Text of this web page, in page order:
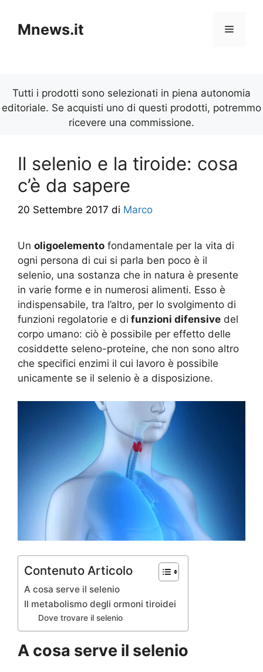
contenuto
Mnews.it Menu
Tutti i prodotti sono selezionati in piena autonomia
editoriale. Se acquisti uno di questi prodotti, potremmo
ricevere una commissione.
Il selenio e la tiroide: cosa
c’è da sapere
20 Settembre 2017 di Marco
Un oligoelemento fondamentale per la vita di
ogni persona di cui si parla ben poco è il
selenio, una sostanza che in natura è presente
in varie forme e in numerosi alimenti. Esso è
indispensabile, tra l’altro, per lo svolgimento di
funzioni regolatorie e di funzioni difensive del
corpo umano: ciò è possibile per effetto delle
cosiddette seleno-proteine, che non sono altro
che specifici enzimi il cui lavoro è possibile
unicamente se il selenio è a disposizione.
Contenuto Articolo
A cosa serve il selenio
Il metabolismo degli ormoni tiroidei
Dove trovare il selenio
A cosa serve il selenio